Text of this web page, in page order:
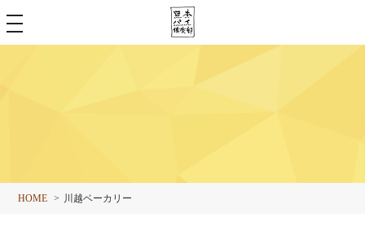
toggle
navigation
HOME 川越ベーカリー